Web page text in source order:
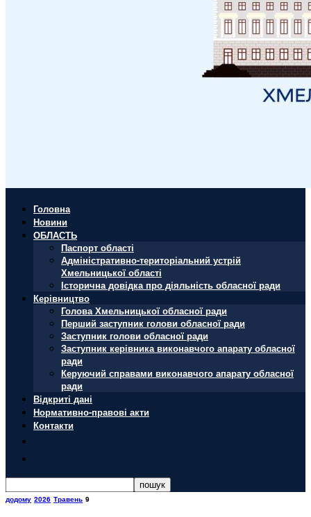
Головна
Новини
ОБЛАСТЬ
Паспорт області
Адміністративно-територіальний устрій
Хмельницької області
Історична довідка про діяльність обласної ради
Керівництво
Голова Хмельницької обласної ради
Перший заступник голови обласної ради
Заступник голови обласної ради
Заступник керівника виконавчого апарату обласної
ради
Керуючий справами виконавчого апарату обласної
ради
Відкриті дані
Нормативно-правові акти
Контакти
додому 2026 Травень 9